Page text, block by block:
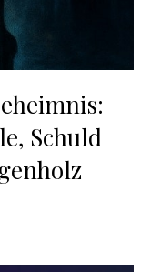
Schuld